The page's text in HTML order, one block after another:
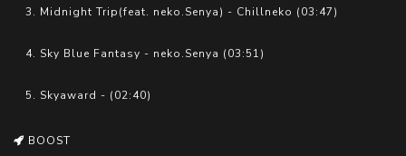
3. Midnight Trip(feat. neko.Senya) - Chillneko (03:47)
4. Sky Blue Fantasy - neko.Senya (03:51)
5. Skyaward - (02:40)
BOOST